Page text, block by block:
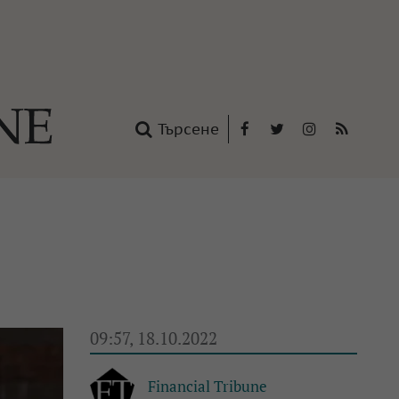
Търсене
09:57, 18.10.2022
Financial Tribune